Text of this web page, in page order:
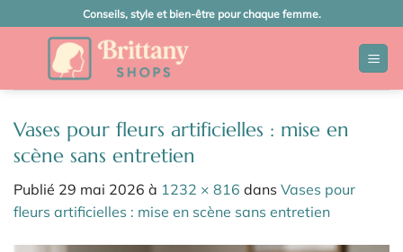
au
Conseils, style et bien-être pour chaque femme.
Vases pour fleurs artificielles : mise en
scène sans entretien
Publié 29 mai 2026 à 1232 × 816 dans Vases pour
fleurs artificielles : mise en scène sans entretien